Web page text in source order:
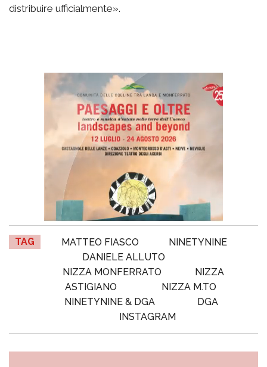
distribuire ufficialmente».
TAG MATTEO FIASCO
NINETYNINE
DANIELE ALLUTO
NIZZA MONFERRATO
NIZZA
ASTIGIANO
NIZZA M.TO
NINETYNINE & DGA
DGA
INSTAGRAM